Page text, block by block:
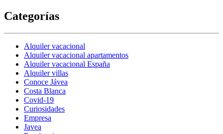
Categorías
Alquiler vacacional
Alquiler vacacional apartamentos
Alquiler vacacional España
Alquiler villas
Conoce Jávea
Costa Blanca
Covid-19
Curiosidades
Empresa
Javea